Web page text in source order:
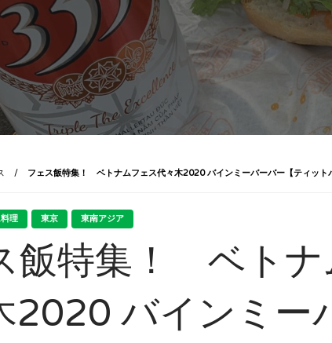
フェス飯特集！ ベトナムフェス代々木2020 バインミーバーバー【ティット
理 東京 東南アジア
飯特集！ ベトナ
2020 バインミー